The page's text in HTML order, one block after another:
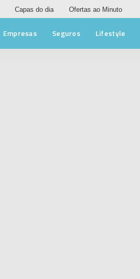
Capas do dia Ofertas ao Minuto
Empresas Seguros Lifestyle